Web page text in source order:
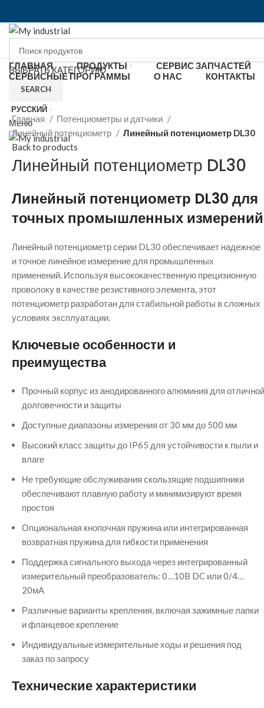
ВЫБРАТЬ КАТЕГОРИЮ
SEARCH
РУССКИЙ
Меню
ГЛАВНАЯ ПРОДУКТЫ
СЕРВИС ЗАПЧАСТЕЙ
СЕРВИСНЫЕ ПРОГРАММЫ
О НАС КОНТАКТЫ
Click to enlarge
Главная
Потенциометры и датчики
Линейный потенциометр
Линейный потенциометр DL30
Back to products
Линейный потенциометр DL30
Линейный потенциометр DL30 для
точных промышленных измерений
Линейный потенциометр серии DL30 обеспечивает надежное
и точное линейное измерение для промышленных
применений. Используя высококачественную прецизионную
проволоку в качестве резистивного элемента, этот
потенциометр разработан для стабильной работы в сложных
условиях эксплуатации.
Ключевые особенности и
преимущества
Прочный корпус из анодированного алюминия для отличной
долговечности и защиты
Доступные диапазоны измерения от 30 мм до 500 мм
Высокий класс защиты до IP65 для устойчивости к пыли и
влаге
Не требующие обслуживания скользящие подшипники
обеспечивают плавную работу и минимизируют время
простоя
Опциональная кнопочная пружина или интегрированная
возвратная пружина для гибкости применения
Поддержка сигнального выхода через интегрированный
измерительный преобразователь: 0…10В DC или 0/4…
20мA
Различные варианты крепления, включая зажимные лапки
и фланцевое крепление
Индивидуальные измерительные ходы и решения под
заказ по запросу
Технические характеристики